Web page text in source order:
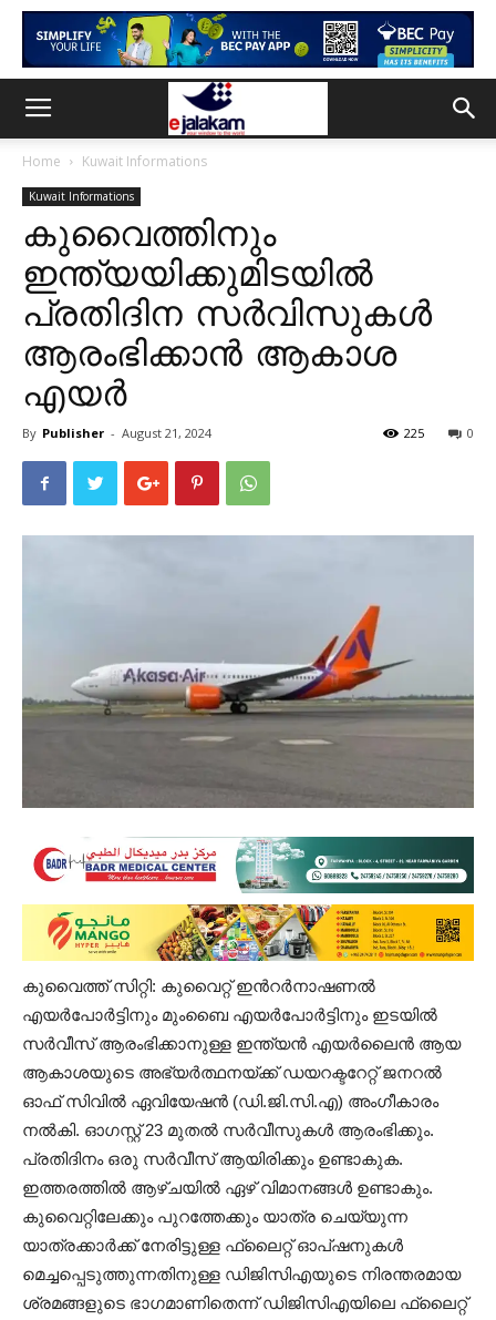
Home Kuwait Informations
Kuwait Informations
കുവൈത്തിനും
ഇന്ത്യയിക്കുമിടയിൽ
പ്രതിദിന സർവിസുകൾ
ആരംഭിക്കാൻ ആകാശ
എയർ
By Publisher - August 21, 2024 0
225
കുവൈത്ത് സിറ്റി: കുവൈറ്റ് ഇന്‍റർനാഷണൽ
എയർപോർട്ടിനും മുംബൈ എയർപോർട്ടിനും ഇടയിൽ
സർവീസ് ആരംഭിക്കാനുള്ള ഇന്ത്യൻ എയർലൈൻ ആയ
ആകാശയുടെ അഭ്യർത്ഥനയ്ക്ക് ഡയറക്ടറേറ്റ് ജനറൽ
ഓഫ് സിവിൽ ഏവിയേഷൻ (ഡി.ജി.സി.എ) അംഗീകാരം
നൽകി. ഓഗസ്റ്റ് 23 മുതൽ സർവീസുകൾ ആരംഭിക്കും.
പ്രതിദിനം ഒരു സർവീസ് ആയിരിക്കും ഉണ്ടാകുക.
ഇത്തരത്തിൽ ആഴ്ചയിൽ ഏഴ് വിമാനങ്ങൾ ഉണ്ടാകും.
കുവൈറ്റിലേക്കും പുറത്തേക്കും യാത്ര ചെയ്യുന്ന
യാത്രക്കാർക്ക് നേരിട്ടുള്ള ഫ്ലൈറ്റ് ഓപ്‌ഷനുകൾ
മെച്ചപ്പെടുത്തുന്നതിനുള്ള ഡിജിസിഎയുടെ നിരന്തരമായ
ശ്രമങ്ങളുടെ ഭാഗമാണിതെന്ന് ഡിജിസിഎയിലെ ഫ്ലൈറ്റ്